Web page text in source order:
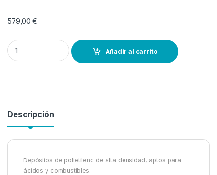
579,00€
Deposito CANSB--Altura:29cm-- LTS : 96 quantity
Añadir al carrito
Descripción
Depósitos de polietileno de alta densidad, aptos para
ácidos y combustibles.